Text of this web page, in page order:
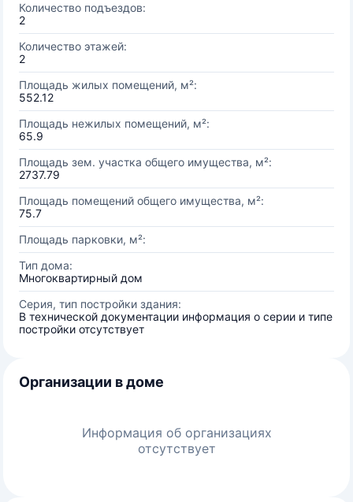
Количество подъездов:
2
Количество этажей:
2
Площадь жилых помещений, м²:
552.12
Площадь нежилых помещений, м²:
65.9
Площадь зем. участка общего имущества, м²:
2737.79
Площадь помещений общего имущества, м²:
75.7
Площадь парковки, м²:
Тип дома:
Многоквартирный дом
Серия, тип постройки здания:
В технической документации информация о серии и типе
постройки отсутствует
Организации в доме
Информация об организациях
отсутствует